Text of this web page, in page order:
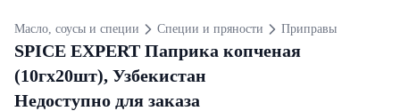
Масло, соусы и специи Специи и пряности Приправы
SPICE EXPERT Паприка копченая
(10гх20шт), Узбекистан
Недоступно для заказа